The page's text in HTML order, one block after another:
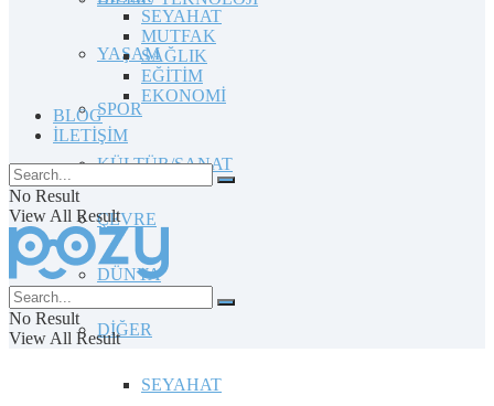
YAŞAM
SPOR
KÜLTÜR/SANAT
ÇEVRE
DÜNYA
DİĞER
SEYAHAT
SEYAHAT
MUTFAK
SAĞLIK
EĞİTİM
EKONOMİ
BLOG
İLETİŞİM
No Result
View All Result
No Result
View All Result